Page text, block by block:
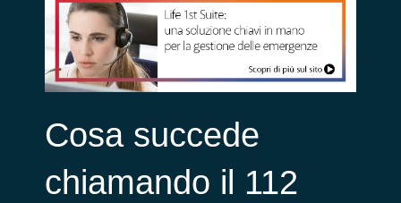
Cosa succede
chiamando il 112